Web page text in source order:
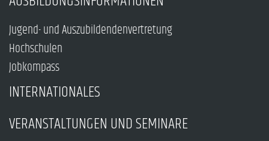
Jugend- und Auszubildendenvertretung
Hochschulen
Jobkompass
INTERNATIONALES
VERANSTALTUNGEN UND SEMINARE